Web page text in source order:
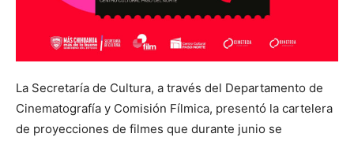
La Secretaría de Cultura, a través del Departamento de
Cinematografía y Comisión Fílmica, presentó la cartelera
de proyecciones de filmes que durante junio se